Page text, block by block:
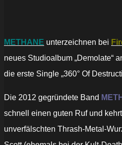
METHANE unterzeichnen bei
neues Studioalbum „Demolate“
die erste Single „360° Of
Die 2012 gegründete Band
schnell einen guten Ruf und
unverfälschten Thrash-Metal-